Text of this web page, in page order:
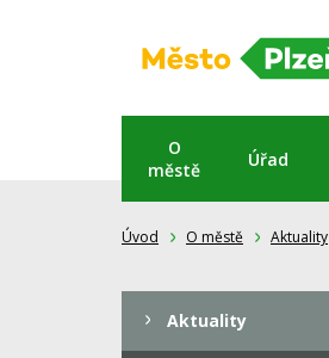
O
městě
Úřad
Úvod O městě Aktuality
Aktuality